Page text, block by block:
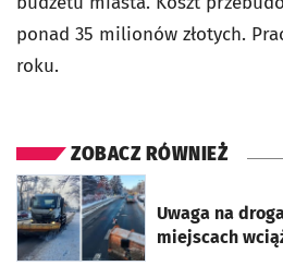
ponad 35 milionów złotych.
roku.
ZOBACZ RÓWNIEŻ
Uwaga na
miejscach
otworzy się w nowej karcie